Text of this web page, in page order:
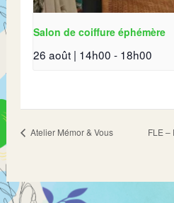
Salon de coiffure éphémère
26 août | 14h00 - 18h00
Atelier Mémor & Vous FLE –